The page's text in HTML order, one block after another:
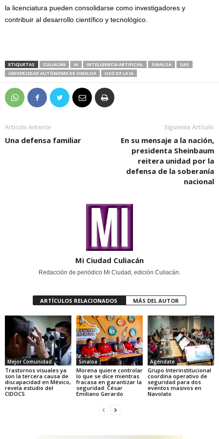
la licenciatura pueden consolidarse como investigadores y
contribuir al desarrollo científico y tecnológico.
ETIQUETAS CULIACÁN IA INTELIGENCIA ARTIFICIAL SINALOA
UAS
UNIVERSIDAD AUTÓNOMA DE SINALOA
USO DE LA IA
Artículo Anterior
Una defensa familiar
Siguiente Artículo
En su mensaje a la nación,
presidenta Sheinbaum
reitera unidad por la
defensa de la soberanía
nacional
Mi Ciudad Culiacán
Redacción de periódico Mi Ciudad, edición Culiacán.
ARTÍCULOS RELACIONADOS MÁS DEL AUTOR
Mejor Comunidad
Trastornos visuales ya
son la tercera causa de
discapacidad en México,
revela estudio del
CIDOCS
Sinaloa
Morena quiere controlar
lo que se dice mientras
fracasa en garantizar la
seguridad: César
Emiliano Gerardo
Agéndate
Grupo Interinstitucional
coordina operativo de
seguridad para dos
eventos masivos en
Navolato